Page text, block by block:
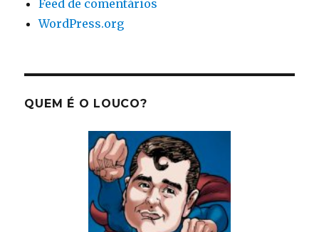
Feed de comentários
WordPress.org
QUEM É O LOUCO?